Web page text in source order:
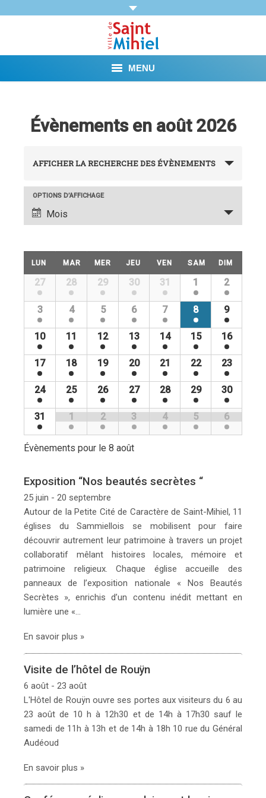
MENU
Vie municipale
Démarches et Aides
Vie pratique
Loisirs
Évènements en août 2026
Recherche
et
navigation
de
vues
Évènements
AFFICHER LA RECHERCHE DES ÉVÈNEMENTS
Navigation
de
évènement
OPTIONS D’AFFICHAGE
Mois
Calendrier
de
Évènements
Calendrier
de
Évènements
LUN MAR MER JEU VEN SAM DIM
27 28 29 30 31 1 2
3 4 5 6 7 8 9
10 11 12 13 14 15 16
17 18 19 20 21 22 23
24 25 26 27 28 29 30
31 1 2 3 4 5 6
Évènements pour le 8 août
Exposition “Nos beautés secrètes “
25 juin - 20 septembre
Autour de la Petite Cité de Caractère de Saint-Mihiel, 11
églises du Sammiellois se mobilisent pour faire
découvrir autrement leur patrimoine à travers un projet
collaboratif mêlant histoires locales, mémoire et
patrimoine religieux. Chaque église accueille des
panneaux de l’exposition nationale « Nos Beautés
Secrètes », enrichis d’un contenu inédit mettant en
lumière une «…
En savoir plus »
Visite de l’hôtel de Rouÿn
6 août - 23 août
L'Hôtel de Rouÿn ouvre ses portes aux visiteurs du 6 au
23 août de 10 h à 12h30 et de 14h à 17h30 sauf le
samedi de 11h à 13h et de 14h à 18h 10 rue du Général
Audéoud
En savoir plus »